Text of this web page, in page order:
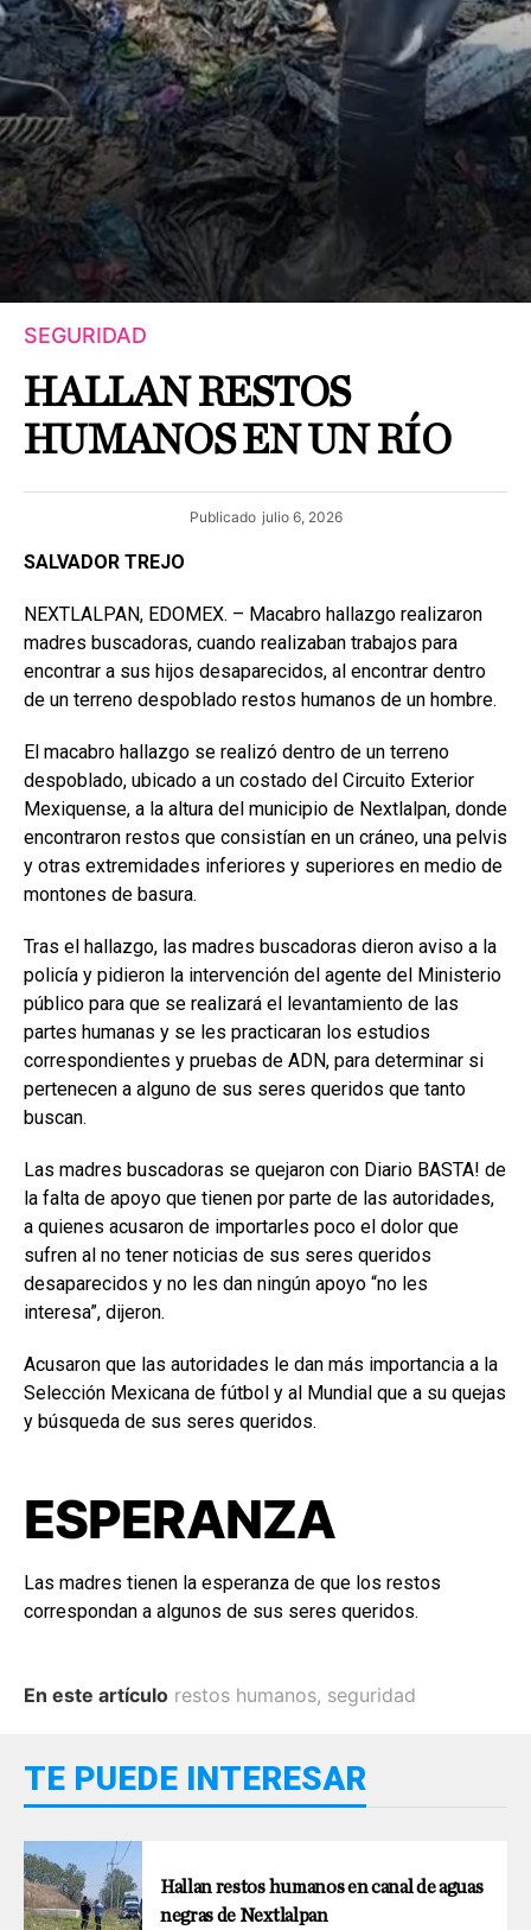
SEGURIDAD
HALLAN RESTOS
HUMANOS EN UN RÍO
Publicado julio 6, 2026
SALVADOR TREJO
NEXTLALPAN, EDOMEX. – Macabro hallazgo realizaron
madres buscadoras, cuando realizaban trabajos para
encontrar a sus hijos desaparecidos, al encontrar dentro
de un terreno despoblado restos humanos de un hombre.
El macabro hallazgo se realizó dentro de un terreno
despoblado, ubicado a un costado del Circuito Exterior
Mexiquense, a la altura del municipio de Nextlalpan, donde
encontraron restos que consistían en un cráneo, una pelvis
y otras extremidades inferiores y superiores en medio de
montones de basura.
Tras el hallazgo, las madres buscadoras dieron aviso a la
policía y pidieron la intervención del agente del Ministerio
público para que se realizará el levantamiento de las
partes humanas y se les practicaran los estudios
correspondientes y pruebas de ADN, para determinar si
pertenecen a alguno de sus seres queridos que tanto
buscan.
Las madres buscadoras se quejaron con Diario BASTA! de
la falta de apoyo que tienen por parte de las autoridades,
a quienes acusaron de importarles poco el dolor que
sufren al no tener noticias de sus seres queridos
desaparecidos y no les dan ningún apoyo “no les
interesa”, dijeron.
Acusaron que las autoridades le dan más importancia a la
Selección Mexicana de fútbol y al Mundial que a su quejas
y búsqueda de sus seres queridos.
ESPERANZA
Las madres tienen la esperanza de que los restos
correspondan a algunos de sus seres queridos.
En este artículo restos humanos, seguridad
TE PUEDE INTERESAR
Hallan restos humanos en canal de aguas
negras de Nextlalpan